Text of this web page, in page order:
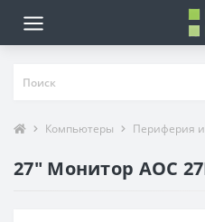
Компьютеры Периферия и
27" Монитор AOC